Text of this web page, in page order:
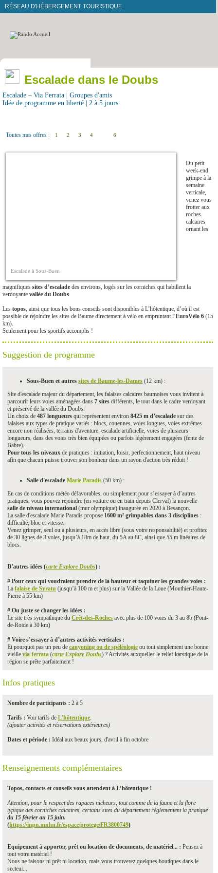
RÉSEAU D'HÉBERGEMENT TOURISTIQUE
Escalade dans le Doubs
Escalade – Via Ferrata | Groupes d'amis
Idée de programme en liberté | 2 à 5 jours
Toutes mes offres : 1 2 3 4 6
Escalade à Sous-Buen
Du petit
week-end
grimpe à la
semaine
verticale,
venez vous
frotter aux
roches
calcaires
ornant les
magnifiques sites d’escalade des environs, logés sur les corniches qui habillent la
verdoyante vallée du Doubs.
Les topos, ainsi que tous les bons conseils sont disponibles à L’hôtentique, d’où il est
possible de rejoindre les sites de Baume directement à vélo en empruntant l’EuroVélo 6 (15
km).
Seulement pour les sportifs accomplis !
Suggestion de programme
Sous-Buen et autres sites de Baume-les-Dames (12 km) :
Site d'escalade majeur du département, les falaises calcaires baumoises vous invitent à
parcourir leurs voies aménagées dans 7 sites différents, le tout dans le cadre verdoyant
et préservé de la vallée du Doubs.
Un choix de 487 longueurs qui représentent environ 8425 m d’escalade sur des
falaises aux types de pratique variés : blocs, couennes, voies longues, voies extrêmes
encore non réalisées, terrains d'aventure, escalade artificielle, voies de plusieurs
longueurs, dans des voies très bien équipées ou parfois légèrement engagées (fente de
Babre).
Pour tous les niveaux de pratiques : initiation, loisir, perfectionnement, haut niveau
afin que chacun puisse trouver son bonheur dans un rayon d'action très réduit !
Salle d'escalade Marie Paradis (50 km) :
En cas de conditions météo défavorables, ou simplement pour s’essayer à d’autres
pratiques, vous pouvez rejoindre (en voiture ou en train depuis Clerval) la nouvelle
salle de niveau international (mur olympique) inaugurée en 2020 à Besançon.
La salle d'escalade Marie Paradis propose 1600 m² grimpables dans 3 disciplines :
difficulté, bloc et vitesse.
Venez grimper, seul ou à plusieurs, en accès libre (sous votre responsabilité) et profitez
de 30 lignes de 3 voies, jusqu’à 18m de haut, du 5A au 8C, ainsi que 55 m linéaires de
blocs.
D'autres idées (carte Explore Doubs) :
# Pour ceux qui voudraient prendre de la hauteur et taquiner les grandes voies :
La falaise de Syratu (jusqu’à 100 m et plus) sur la Vallée de la Loue (Mouthier-Haute-
Pierre à 55 km)
# Ou juste se changer les idées :
Le site très sympathique du Crêt-des-Roches avec plus de 100 voies du 3 au 8b (Pont-
de-Roide à 30 km)
# Voire s’essayer à d’autres activités verticales :
Et pourquoi pas un peu de canyoning ou de spéléologie ou tout simplement une bonne
vieille via-ferrata (carte Explore Doubs) ? Activités auxquelles le relief karstique de la
région se prête parfaitement !
Infos pratiques
Nombre de participants : 2 à 5
Tarifs : Voir tarifs de L'hôtentique.
(ajouter activités et réservations extérieures)
Dates et période : Idéal aux beaux jours, d'avril à fin octobre
Renseignements complémentaires
Topos, contacts et conseils vous attendent à L’hôtentique !
Attention, pour le respect des rapaces nicheurs, tout comme de la faune et la flore
typique des corniches calcaires, certains sites du département réglementent la pratique
du 15 février au 15 juin.
(https://inpn.mnhn.fr/espace/protege/FR3800749)
Equipement à apporter, prêt ou location de documents, de matériel... : Pensez à
tout votre matériel !
Nous ne faisons ni prêt ni location, mais vous trouverez quelques boutiques dans le
secteur...